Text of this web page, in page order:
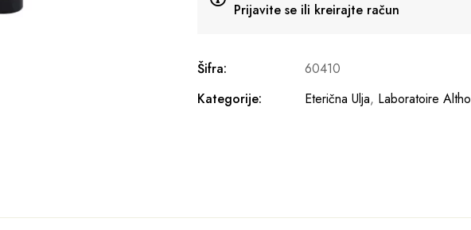
Prijavite se ili kreirajte račun
Šifra:
60410
Kategorije:
Eterična Ulja, Laboratoire Altho